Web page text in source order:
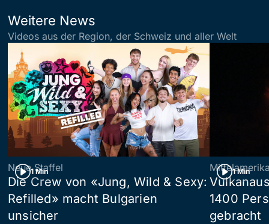
Weitere News
Videos aus der Region, der Schweiz und aller Welt
1 Min
Neue Staffel
Die Crew von «Jung, Wild & Sexy:
Refilled» macht Bulgarien
unsicher
1 Min
1400
gebracht